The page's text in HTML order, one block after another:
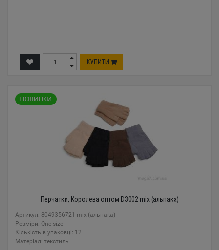
КУПИТИ
Перчатки, Королева оптом D3002 mix (альпака)
Артикул: 8049356721 mix (альпака)
Розміри: One size
Кількість в упаковці: 12
Mатеріал: текстиль